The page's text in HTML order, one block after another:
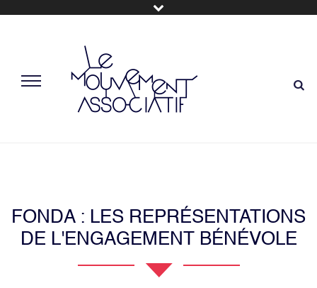
FONDA : LES REPRÉSENTATIONS
DE L'ENGAGEMENT BÉNÉVOLE